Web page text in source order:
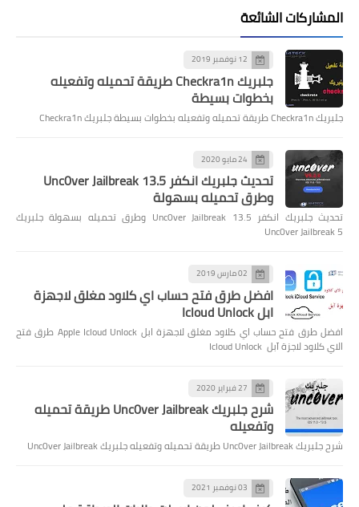
المشاركات الشائعة
12 نوفمبر 2019
جلبريك Checkra1n طريقة تحميله وتفعيله
بخطوات بسيطة
جلبريك Checkra1n طريقة تحميله وتفعيله بخطوات بسيطة جلبريك Checkra1n
24 مايو 2020
تحديث جلبريك انكفر Unc0ver Jailbreak 13.5
وطرق تحميله بسهولة
تحديث جلبريك انكفر Unc0ver Jailbreak 13.5 وطرق تحميله بسهولة جلبريك
Unc0ver Jailbreak 5
02 مارس 2019
افضل طرق فتح حساب اي كلاود مغلق لاجهزة
ابل Icloud Unlock
افضل طرق فتح حساب اي كلاود مغلق لاجهزة ابل Apple Icloud Unlock طرق فتح
الاي كلاود لاجزة آبل Icloud Unlock
27 فبراير 2020
شرح جلبريك Unc0ver Jailbreak طريقة تحميله
وتفعيله
شرح جلبريك Unc0ver Jailbreak طريقة تحميله وتفعيله جلبريك Unc0ver Jailbreak
03 نوفمبر 2021